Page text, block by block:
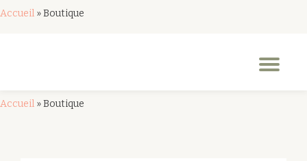
Accueil »Boutique
Accueil »Boutique